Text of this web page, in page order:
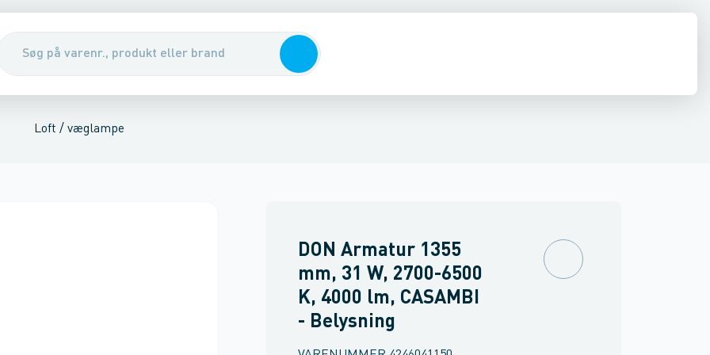
Loft / væglampe
og gade Nedgravningsarmatur
DON Armatur 1355
mm, 31 W, 2700-6500
K, 4000 lm, CASAMBI
- Belysning